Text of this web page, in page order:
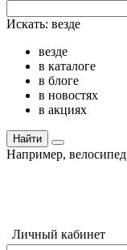
Искать: везде
везде
в каталоге
в блоге
в новостях
в акциях
Найти
Например, велосипед
Личный кабинет